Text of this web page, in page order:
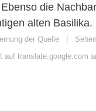
die
alten Basilika.
der Quelle |
auf translate.google.com